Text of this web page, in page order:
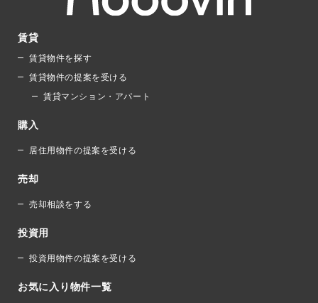
賃貸
賃貸物件を探す
賃貸物件の提案を受ける
賃貸マンション・アパート
購入
居住用物件の提案を受ける
売却
売却相談をする
投資用
投資用物件の提案を受ける
お気に入り物件一覧